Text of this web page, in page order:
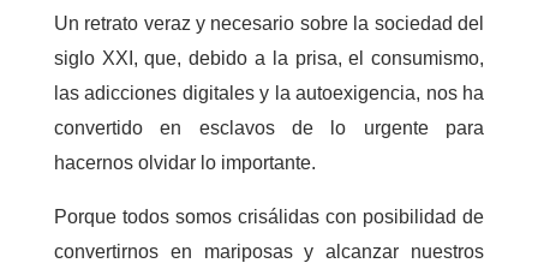
Un retrato veraz y necesario sobre la sociedad del
siglo XXI, que, debido a la prisa, el consumismo,
las adicciones digitales y la autoexigencia, nos ha
convertido en esclavos de lo urgente para
hacernos olvidar lo importante.
Porque todos somos crisálidas con posibilidad de
convertirnos en mariposas y alcanzar nuestros